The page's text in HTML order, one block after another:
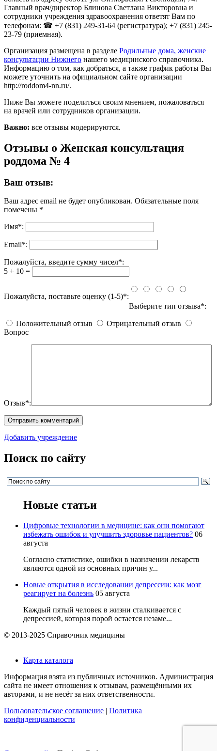
Главный врач/директор Блинова Светлана Викторовна и
сотрудники учреждения здравоохранения ответят Вам по
телефонам: ☎ +7 (831) 249-31-64 (регистратура); +7 (831) 245-
23-79 (приемная).
Организация размещена в разделе Родильные дома, женские
консультации Нижнего нашего медицинского справочника.
Информацию о том, как добраться, а также график работы Вы
можете уточнить на официальном сайте организации
http://roddom4-nn.ru/.
Ниже Вы можете поделиться своим мнением, пожаловаться
на врачей или сотрудников организации.
Важно: все отзывы модерируются.
Отзывы о Женская консультация
роддома № 4
Ваш отзыв:
Ваш адрес email не будет опубликован. Обязательные поля
помечены *
Имя*:
Email*:
Пожалуйста, введите сумму чисел*:
5 + 10 =
Пожалуйста, поставьте оценку (1-5)*:
Выберите тип отзыва*:
Положительный отзыв
Отрицательный отзыв
Вопрос
Отзыв*:
Добавить учреждение
Поиск по сайту
Новые статьи
Цифровые технологии в медицине: как они помогают
избежать ошибок и улучшить здоровье пациентов? 06
августа
Согласно статистике, ошибки в назначении лекарств
являются одной из основных причин у...
Новые открытия в исследовании депрессии: как мозг
реагирует на болезнь 05 августа
Каждый пятый человек в жизни сталкивается с
депрессией, которая порой остается незаме...
© 2013-2025 Справочник медицины
Карта каталога
Информация взята из публичных источников. Администрация
сайта не имеет отношения к отзывам, размещёнными их
авторами, и не несёт за них ответственности.
Пользовательское соглашение | Политика
конфиденциальности